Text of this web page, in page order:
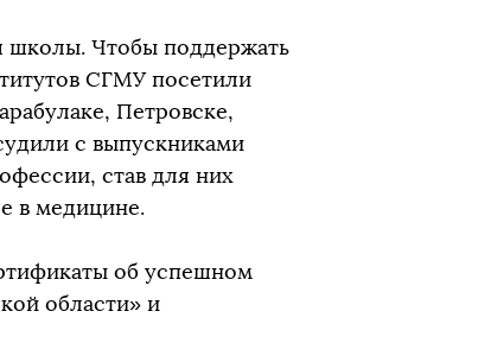
школы. Чтобы поддержать
СГМУ посетили
Петровске,
с выпускниками
став для них
в медицине.
об успешном
области» и